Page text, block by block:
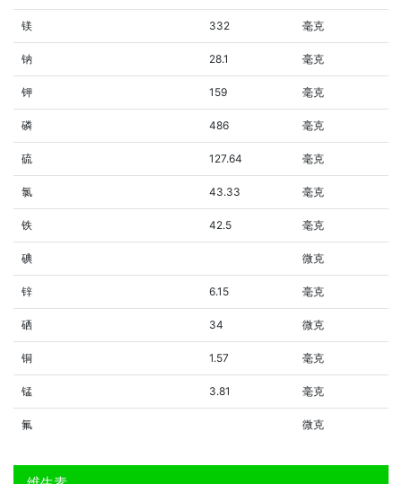
镁 332 毫克
钠 28.1 毫克
钾 159 毫克
磷 486 毫克
硫 127.64 毫克
氯 43.33 毫克
铁 42.5 毫克
碘 微克
锌 6.15 毫克
硒 34 微克
铜 1.57 毫克
锰 3.81 毫克
氟 微克